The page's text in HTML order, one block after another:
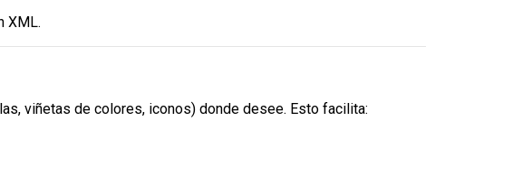
XML.
viñetas de colores, iconos) donde desee. Esto facilita: